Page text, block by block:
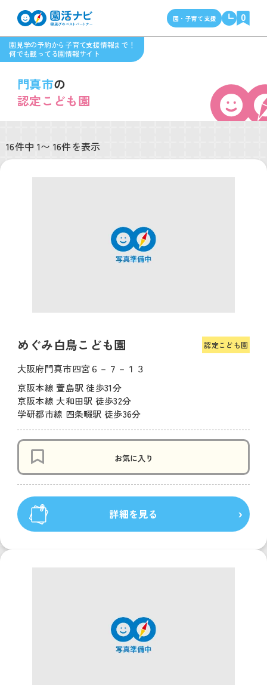
園見学の予約から子育て支援情報まで！
何でも載ってる園情報サイト
園・子育て支援 0
門真市の
認定こども園
16件中 1〜 16件を表示
めぐみ白鳥こども園 認定こども園
大阪府門真市四宮６－７－１３
京阪本線 萱島駅 徒歩31分
京阪本線 大和田駅 徒歩32分
学研都市線 四条畷駅 徒歩36分
お気に入り
詳細を見る